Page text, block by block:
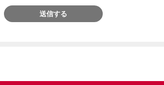
送信する